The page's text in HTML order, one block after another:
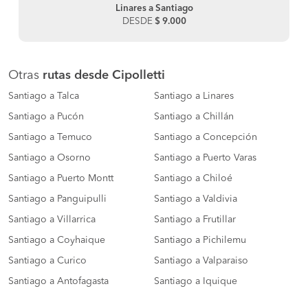
Linares a Santiago
DESDE $ 9.000
Otras rutas desde Cipolletti
Santiago a Talca Santiago a Linares
Santiago a Pucón Santiago a Chillán
Santiago a Temuco Santiago a Concepción
Santiago a Osorno Santiago a Puerto Varas
Santiago a Puerto Montt Santiago a Chiloé
Santiago a Panguipulli Santiago a Valdivia
Santiago a Villarrica Santiago a Frutillar
Santiago a Coyhaique Santiago a Pichilemu
Santiago a Curico Santiago a Valparaiso
Santiago a Antofagasta Santiago a Iquique